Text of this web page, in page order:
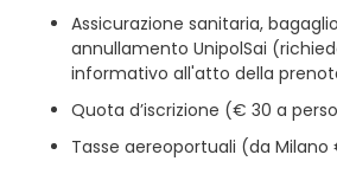
Assicurazione sanitaria,
annullamento UnipolSai
informativo all'atto della
Quota d’iscrizione (€ 30 a
Tasse aereoportuali (da Milano